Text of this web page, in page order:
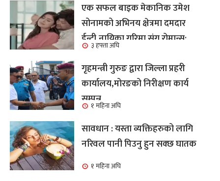
एक सफल बाइक मेकानिक उमेश
सोनामको अभिनय क्षेत्रमा दमदार
ईन्ट्री,नायिका गरिमा संग रोमान्स:
हेर्नुहोस भिडियो ।
३ हफ्ता अघि
गृहमन्त्री गुरुङ द्वारा जिल्ला प्रहरी
कार्यालय,मोरङको निरीक्षण कार्य
सम्पन्न१ महिना अघि
सावधान : यस्ता व्यक्तिहरुको लागि
नरिवल पानी पिउनु हुन सक्छ घातक
१ महिना अघि